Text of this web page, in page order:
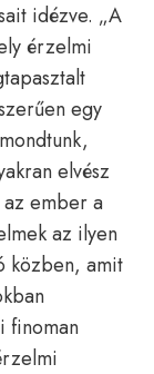
idézve. „A
érzelmi
egy
elvész
ember a
az ilyen
közben, amit
finoman